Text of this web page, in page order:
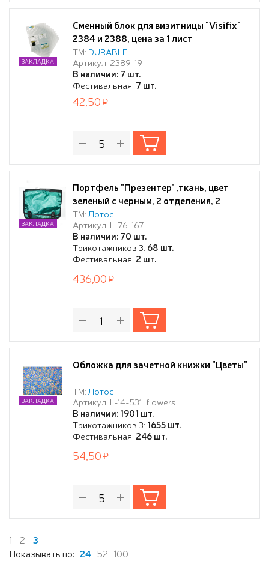
Сменный блок для визитницы "Visifix"
2384 и 2388, цена за 1 лист
ТМ: DURABLE
Артикул: 2389-19
В наличии: 7 шт.
Фестивальная: 7 шт.
ЗАКЛАДКА
42,50
Портфель "Презентер" ,ткань, цвет
зеленый с черным, 2 отделения, 2
пластиковых замка
ТМ:Лотос
Артикул: L-76-167
В наличии: 70 шт.
Трикотажников 3: 68 шт.
Фестивальная: 2 шт.
ЗАКЛАДКА
436,00
Обложка для зачетной книжки "Цветы"
ТМ:Лотос
Артикул: L-14-531_flowers
В наличии: 1901 шт.
Трикотажников 3: 1655 шт.
Фестивальная: 246 шт.
ЗАКЛАДКА
54,50
1 2
3
Показывать по: 24 52 100